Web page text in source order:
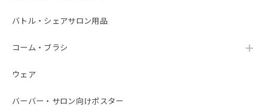
バトル・シェアサロン用品
コーム・ブラシ
ウェア
バーバー・サロン向けポスター